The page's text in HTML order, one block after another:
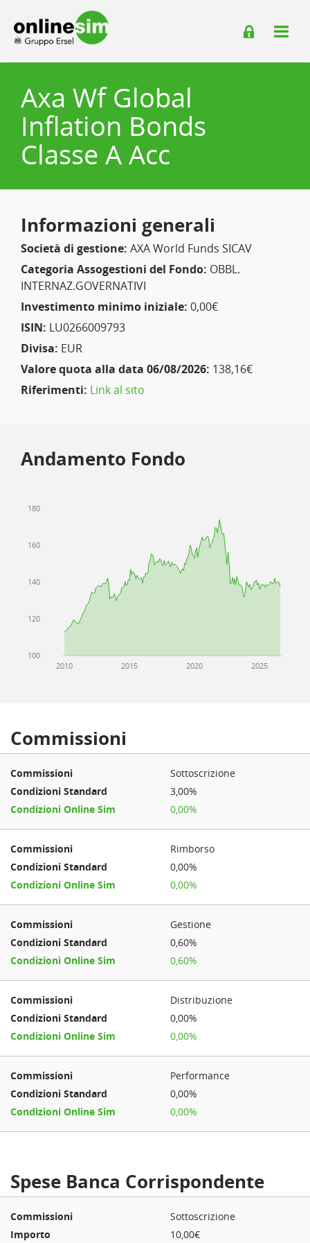
Axa Wf Global
Inflation Bonds
Classe A Acc
Informazioni generali
Società di gestione: AXA World Funds SICAV
Categoria Assogestioni del Fondo: OBBL.
INTERNAZ.GOVERNATIVI
Investimento minimo iniziale: 0,00€
ISIN: LU0266009793
Divisa: EUR
Valore quota alla data 06/08/2026: 138,16€
Riferimenti: Link al sito
Andamento Fondo
2010 2015 2020 2025
100
120
140
160
180
Commissioni
Sottoscrizione
3,00%
0,00%
Rimborso
0,00%
0,00%
Gestione
0,60%
0,60%
Distribuzione
0,00%
0,00%
Performance
0,00%
0,00%
Spese Banca Corrispondente
Sottoscrizione
10,00€